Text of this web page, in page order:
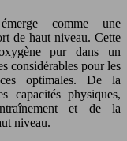
comme une
de haut niveau. Cette
pur dans un
considérables pour les
optimales. De la
capacités physiques,
et de la
niveau.